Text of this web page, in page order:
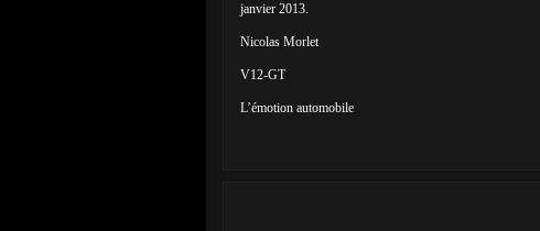
janvier 2013.
Nicolas Morlet
V12-GT
L’émotion automobile